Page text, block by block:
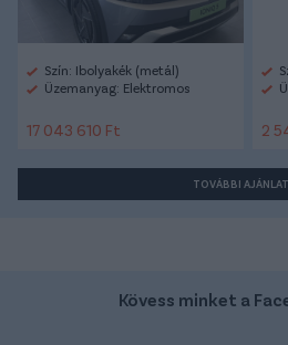
Szín: Ibolyakék (metál)
Üzemanyag: Elektromos
17 043 610 Ft 2
TOVÁBBI
Kövess minket a